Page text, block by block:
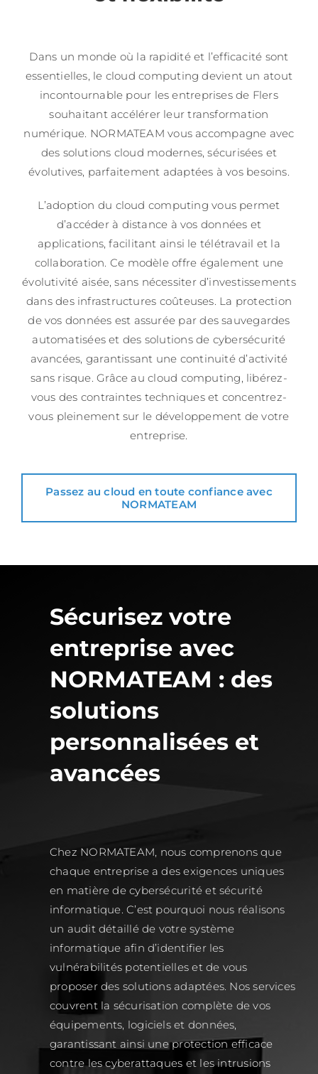
Dans un monde où la rapidité et l’efficacité sont
essentielles, le cloud computing devient un atout
incontournable pour les entreprises de Flers
souhaitant accélérer leur transformation
numérique. NORMATEAM vous accompagne avec
des solutions cloud modernes, sécurisées et
évolutives, parfaitement adaptées à vos besoins.
L’adoption du cloud computing vous permet
d’accéder à distance à vos données et
applications, facilitant ainsi le télétravail et la
collaboration. Ce modèle offre également une
évolutivité aisée, sans nécessiter d’investissements
dans des infrastructures coûteuses. La protection
de vos données est assurée par des sauvegardes
automatisées et des solutions de cybersécurité
avancées, garantissant une continuité d’activité
sans risque. Grâce au cloud computing, libérez-
vous des contraintes techniques et concentrez-
vous pleinement sur le développement de votre
entreprise.
Passez au cloud en toute confiance avec
NORMATEAM
Sécurisez votre
entreprise avec
NORMATEAM : des
solutions
personnalisées et
avancées
Chez NORMATEAM, nous comprenons que
chaque entreprise a des exigences uniques
en matière de cybersécurité et sécurité
informatique. C’est pourquoi nous réalisons
un audit détaillé de votre système
informatique afin d’identifier les
vulnérabilités potentielles et de vous
proposer des solutions adaptées. Nos services
couvrent la sécurisation complète de vos
équipements, logiciels et données,
garantissant ainsi une protection efficace
contre les cyberattaques et les intrusions